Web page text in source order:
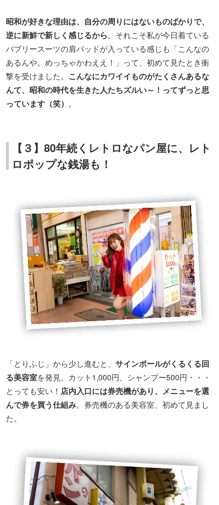
昭和が好きな理由は、自分の周りにはないものばかりで、
逆に新鮮で新しく感じるから。それこそ私が今日着ている
バブリースーツの肩パッドが入っている感じも「こんなの
あるんや。めっちゃかわええ！」って、初めて見たとき衝
撃を受けました。 こんなにカワイイものがたくさんあるな
んて、昭和の時代を生きた人たちズルい～！ってずっと思
っています（笑） 。
【３】80年続くレトロなパン屋に、レト
ロポップな銭湯も！
「とりふじ」から少し進むと、 サインポールがくるくる回
る美容室を発見。カット1,000円、シャンプー500円・・・
とっても安い！ 店内入口には券売機があり、メニューを選
んで券を買う仕組み。券売機のある美容室、初めて見まし
た。